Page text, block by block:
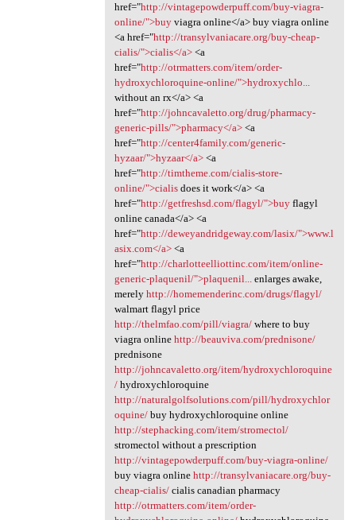
href="http://vintagepowderpuff.com/buy-viagra-
online/">buyviagra online</a> buy viagra online
<a href="http://transylvaniacare.org/buy-cheap-
cialis/">cialis</a><a
href="http://otrmatters.com/item/order-
hydroxychloroquine-online/">hydroxychlo...
without an rx</a> <a
href="http://johncavaletto.org/drug/pharmacy-
generic-pills/">pharmacy</a><a
href="http://center4family.com/generic-
hyzaar/">hyzaar</a><a
href="http://timtheme.com/cialis-store-
online/">cialisdoes it work</a> <a
href="http://getfreshsd.com/flagyl/">buyflagyl
online canada</a> <a
href="http://deweyandridgeway.com/lasix/">www.l
asix.com</a><a
href="http://charlotteelliottinc.com/item/online-
generic-plaquenil/">plaquenil...enlarges awake,
merely http://homemenderinc.com/drugs/flagyl/
walmart flagyl price
http://thelmfao.com/pill/viagra/where to buy
viagra online http://beauviva.com/prednisone/
prednisone
http://johncavaletto.org/item/hydroxychloroquine
/hydroxychloroquine
http://naturalgolfsolutions.com/pill/hydroxychlor
oquine/buy hydroxychloroquine online
http://stephacking.com/item/stromectol/
stromectol without a prescription
http://vintagepowderpuff.com/buy-viagra-online/
buy viagra online http://transylvaniacare.org/buy-
cheap-cialis/cialis canadian pharmacy
http://otrmatters.com/item/order-